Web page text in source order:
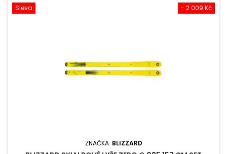
- 2 009 Kč
Sleva
ZNAČKA: BLIZZARD